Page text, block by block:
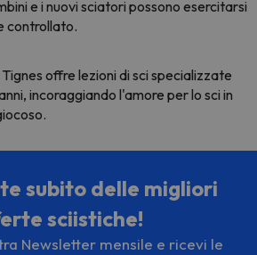
e i nuovi sciatori possono esercitarsi
controllato.
offre lezioni di sci specializzate
incoraggiando l'amore per lo sci in
subito delle migliori
sciistiche!
Newsletter mensile e ricevi le